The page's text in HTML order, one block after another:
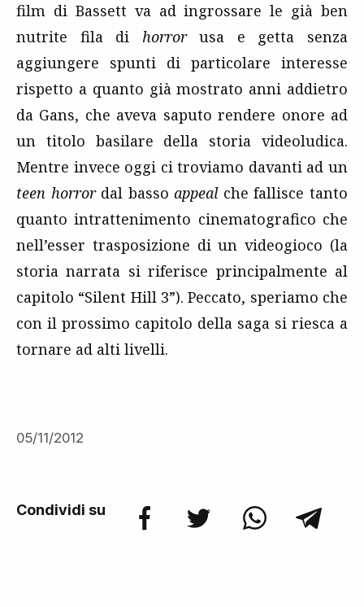
film di Bassett va ad ingrossare le già ben
nutrite fila di horrorusa e getta senza
aggiungere spunti di particolare interesse
rispetto a quanto già mostrato anni addietro
da Gans, che aveva saputo rendere onore ad
un titolo basilare della storia videoludica.
Mentre invece oggi ci troviamo davanti ad un
teen horrordal bassoappealche fallisce tanto
quanto intrattenimento cinematografico che
nell’esser trasposizione di un videogioco (la
storia narrata si riferisce principalmente al
capitolo “Silent Hill 3”). Peccato, speriamo che
con il prossimo capitolo della saga si riesca a
tornare ad alti livelli.
05/11/2012
Condividi su